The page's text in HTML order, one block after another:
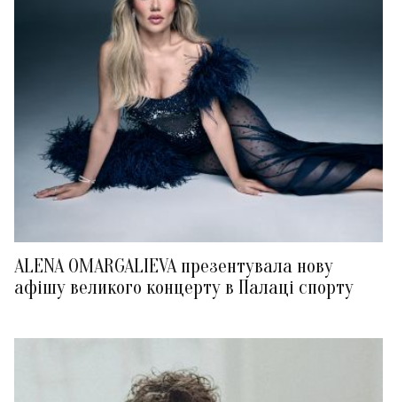
ALENA OMARGALIEVA презентувала нову
афішу великого концерту в Палаці спорту